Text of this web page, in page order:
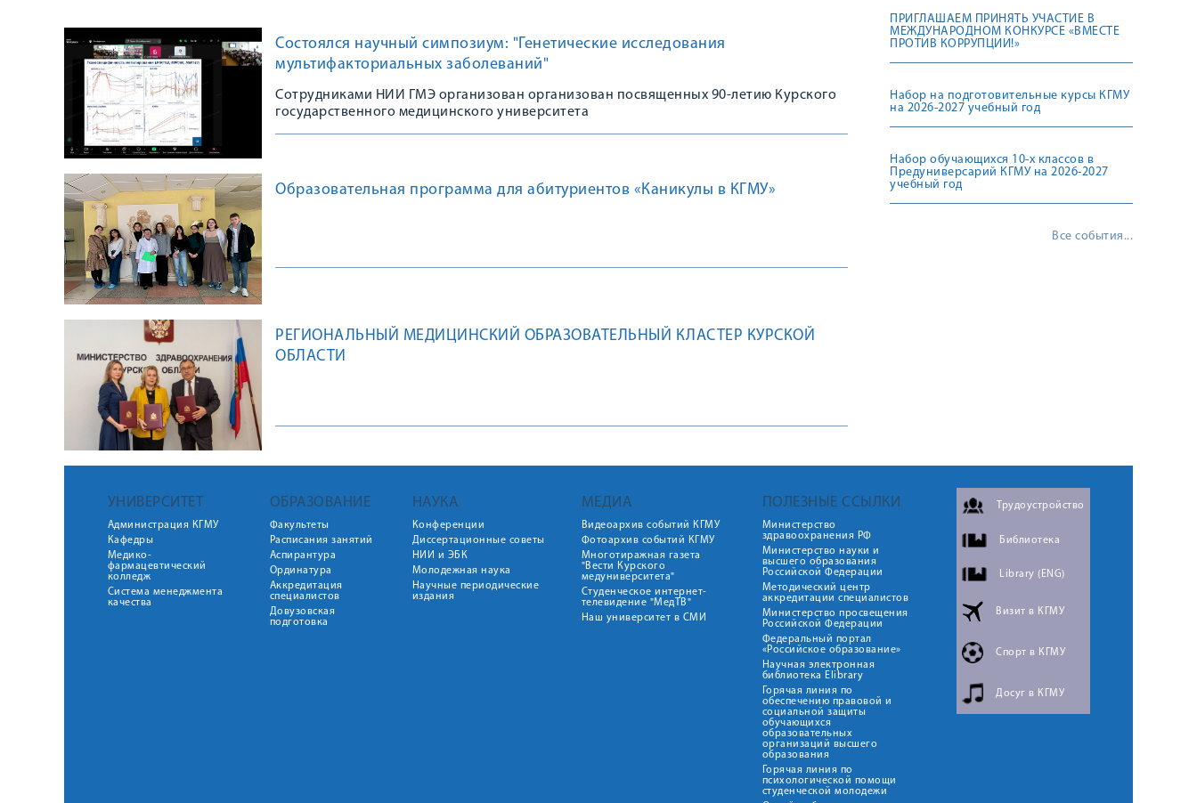
Состоялся научный симпозиум: "Генетические исследования
мультифакториальных заболеваний"
Сотрудниками НИИ ГМЭ организован организован посвященных 90-летию Курского
государственного медицинского университета
Образовательная программа для абитуриентов «Каникулы в КГМУ»
РЕГИОНАЛЬНЫЙ МЕДИЦИНСКИЙ ОБРАЗОВАТЕЛЬНЫЙ КЛАСТЕР КУРСКОЙ
ОБЛАСТИ
ПРИГЛАШАЕМ ПРИНЯТЬ УЧАСТИЕ В
МЕЖДУНАРОДНОМ КОНКУРСЕ «ВМЕСТЕ
ПРОТИВ КОРРУПЦИИ!»
Набор на подготовительные курсы КГМУ
на 2026-2027 учебный год
Набор обучающихся 10-х классов в
Предуниверсарий КГМУ на 2026-2027
учебный год
Все события...
УНИВЕРСИТЕТ
Администрация КГМУ
Кафедры
Медико-
фармацевтический
колледж
Система менеджмента
качества
ОБРАЗОВАНИЕ
Факультеты
Расписания занятий
Аспирантура
Ординатура
Аккредитация
специалистов
Довузовская
подготовка
НАУКА
Конференции
Диссертационные советы
НИИ и ЭБК
Молодежная наука
Научные периодические
издания
МЕДИА
Видеоархив событий КГМУ
Фотоархив событий КГМУ
Многотиражная газета
"Вести Курского
медуниверситета"
Студенческое интернет-
телевидение "МедТВ"
Наш университет в СМИ
ПОЛЕЗНЫЕ ССЫЛКИ
Министерство
здравоохранения РФ
Министерство науки и
высшего образования
Российской Федерации
Методический центр
аккредитации специалистов
Министерство просвещения
Российской Федерации
Федеральный портал
«Российское образование»
Научная электронная
библиотека Elibrary
Горячая линия по
обеспечению правовой и
социальной защиты
обучающихся
образовательных
организаций высшего
образования
Горячая линия по
психологической помощи
студенческой молодежи
Трудоустройство
Библиотека
Library (ENG)
Визит в КГМУ
Спорт в КГМУ
Досуг в КГМУ